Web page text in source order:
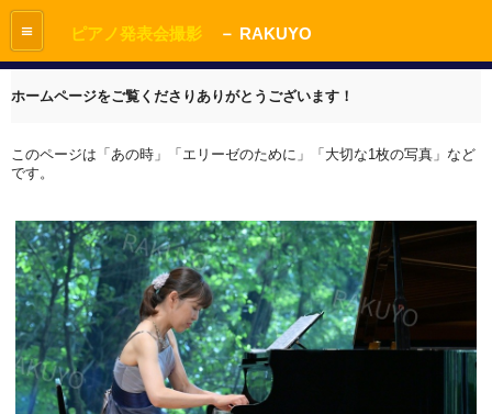
≡ ピアノ発表会撮影 － RAKUYO
ホームページをご覧くださりありがとうございます！
このページは「あの時」「エリーゼのために」「大切な1枚の写真」など
です。